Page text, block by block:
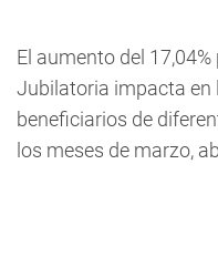
El aumento del
Jubilatoria impacta en
beneficiarios de
los meses de marzo,